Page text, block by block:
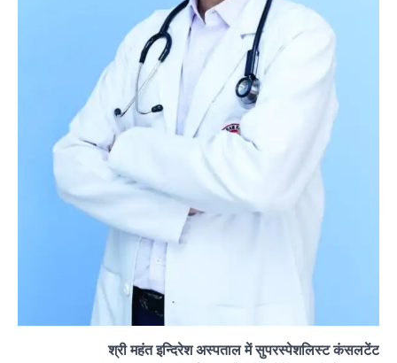
श्री महंत इन्दिरेश अस्पताल में सुपरस्पेशलिस्ट कंसलटेंट